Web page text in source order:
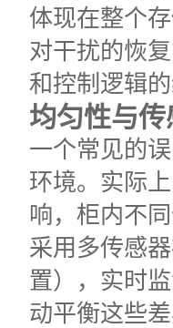
体现在整个
对干扰的恢
和控制逻辑
均匀性与
一个常见的
环境。实际
响，柜内不
采用多传感
置），实时
动平衡这些